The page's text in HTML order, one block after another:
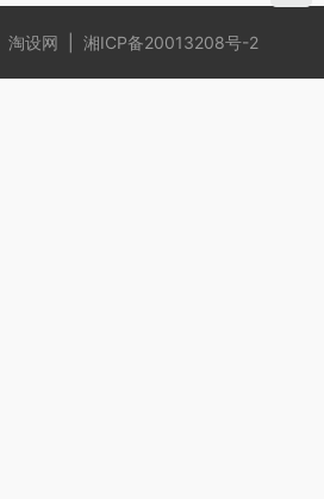
淘设网 湘ICP备20013208号-2